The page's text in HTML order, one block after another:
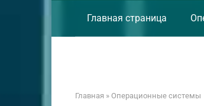
Главная страница
Главная » Операционные системы